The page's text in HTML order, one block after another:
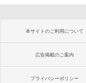
本サイトのご利用について
広告掲載のご案内
プライバシーポリシー